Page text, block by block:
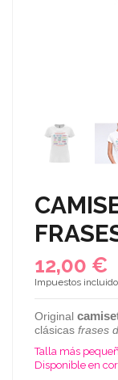
12,00 €
Impuestos
Original
clásicas frases
Talla más
Disponible en